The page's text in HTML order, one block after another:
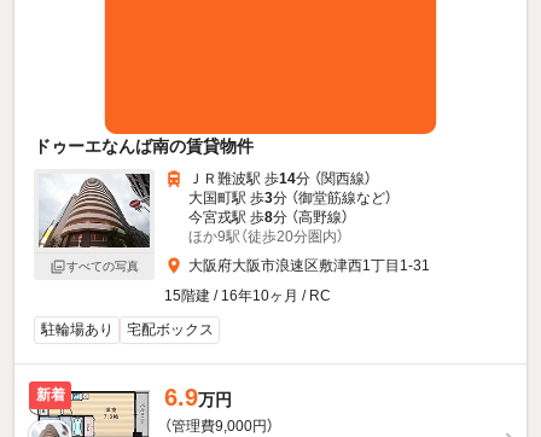
ドゥーエなんば南の賃貸物件
すべての写真
ＪＲ難波駅 歩14分 （関西線）
大国町駅 歩3分 （御堂筋線など）
今宮戎駅 歩8分 （高野線）
ほか9駅（徒歩20分圏内）
大阪府大阪市浪速区敷津西1丁目1-31
15階建 / 16年10ヶ月 / RC
駐輪場あり
宅配ボックス
新着 6.9万円
（管理費9,000円）